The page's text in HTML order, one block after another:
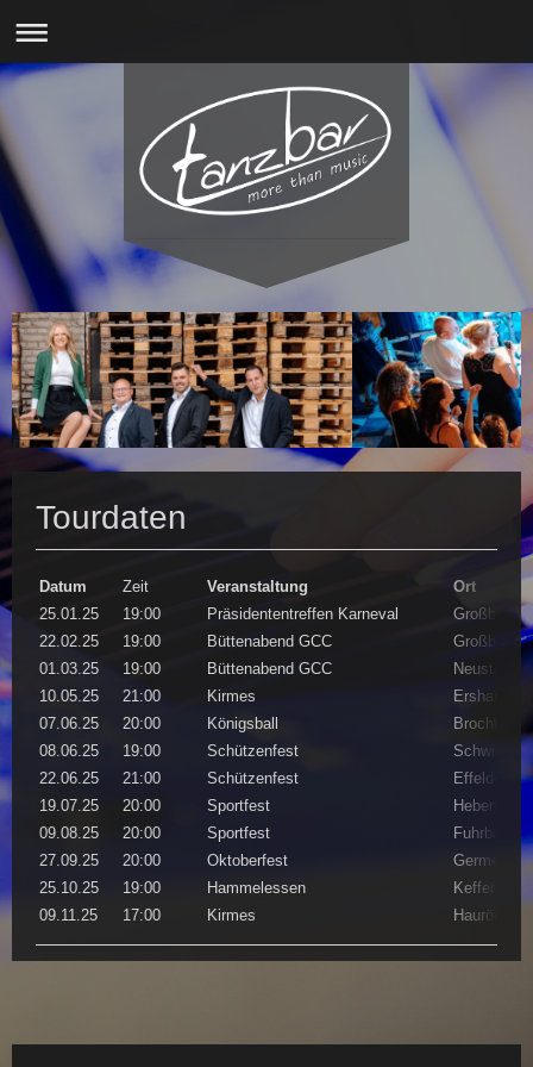
Tourdaten
Datum Zeit Veranstaltung
Ort
25.01.25
19:00 Präsidententreffen Karneval
22.02.25
19:00 Büttenabend GCC
01.03.25
19:00 Büttenabend GCC
Neustadt/
10.05.25
21:00 Kirmes
Ershausen
07.06.25
20:00 Königsball
08.06.25
19:00 Schützenfest
22.06.25
21:00 Schützenfest
Effelder -
19.07.25
20:00 Sportfest
09.08.25
20:00 Sportfest
Fuhrbach
27.09.25
20:00 Oktoberfest
25.10.25
19:00 Hammelessen
09.11.25
17:00 Kirmes Hauröden